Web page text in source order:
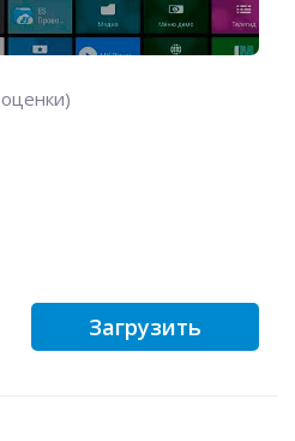
оценки)
Загрузить